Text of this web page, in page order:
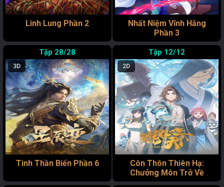
Linh Lung Phần 2
Nhất Niệm Vĩnh Hằng
Phần 3
28/28
3D
Tinh Thần Biến Phần 6
12/12
2D
Côn Thôn Thiên Hạ:
Chưởng Môn Trở Về